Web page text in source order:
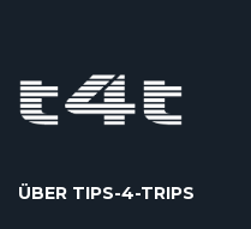
ÜBER TIPS-4-TRIPS